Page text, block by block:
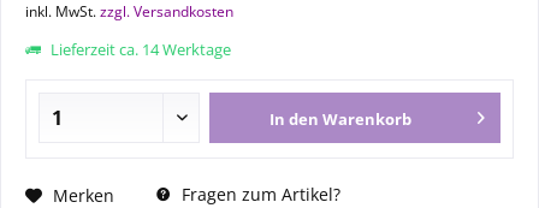
inkl. MwSt.zzgl. Versandkosten
Lieferzeit ca. 14 Werktage
In den Warenkorb
Merken Fragen zum Artikel?